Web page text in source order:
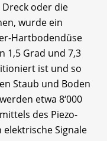
oder die
wurde ein
Hartbodendüse
1,5 Grad und 7,3
ist und so
Staub und Boden
etwa 8‘000
des Piezo-
elektrische Signale